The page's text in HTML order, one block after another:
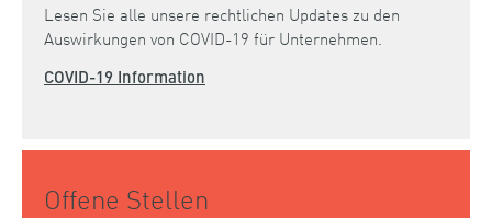
Lesen Sie alle unsere rechtlichen Updates zu den
Auswirkungen von COVID-19 für Unternehmen.
COVID-19 Information
Offene Stellen